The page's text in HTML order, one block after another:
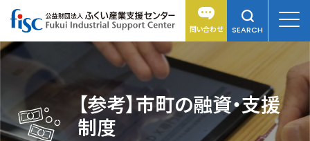
問い合わせ SEARCH
【参考】市町の融資・支援
制度